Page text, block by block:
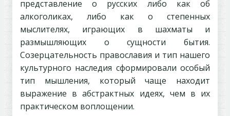
представление о русских либо как об
алкоголиках, либо как о степенных
мыслителях, играющих в шахматы и
размышляющих о сущности бытия.
Созерцательность православия и тип нашего
культурного наследия сформировали особый
тип мышления, который чаще находит
выражение в абстрактных идеях, чем в их
практическом воплощении.